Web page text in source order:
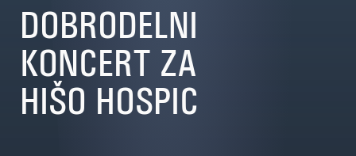
DOBRODELNI
KONCERT ZA
HIŠO HOSPIC